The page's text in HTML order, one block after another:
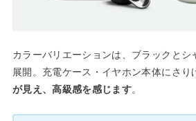
カラーバリエーションは、ブラックとシ
展開。充電ケース・イヤホン本体にさり
が見え、高級感を感じます。